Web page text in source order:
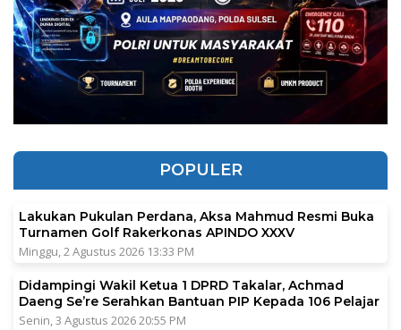
POPULER
Lakukan Pukulan Perdana, Aksa Mahmud Resmi Buka
Turnamen Golf Rakerkonas APINDO XXXV
Minggu, 2 Agustus 2026 13:33 PM
Didampingi Wakil Ketua 1 DPRD Takalar, Achmad
Daeng Se’re Serahkan Bantuan PIP Kepada 106 Pelajar
Senin, 3 Agustus 2026 20:55 PM